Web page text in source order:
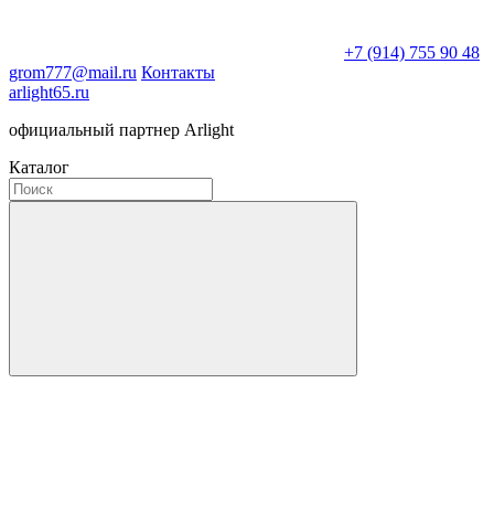
+7 (914) 755 90 48
grom777@mail.ru Контакты
arlight65.ru
официальный партнер Arlight
Каталог